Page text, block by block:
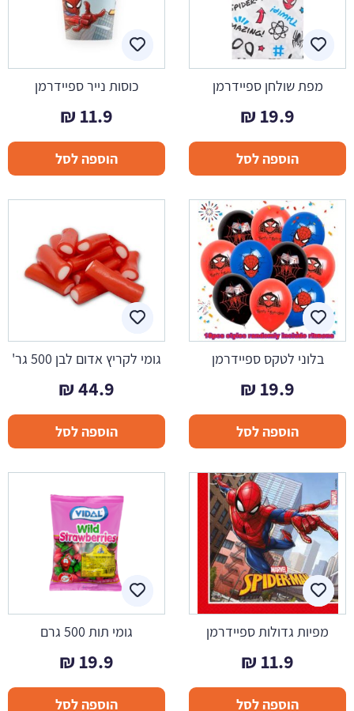
מפת שולחן ספיידרמן
19.9
₪
הוספה לסל
כוסות נייר ספיידרמן
11.9
₪
הוספה לסל
בלוני לטקס ספיידרמן
19.9
₪
הוספה לסל
גומי לקריץ אדום לבן 500 גר'
44.9
₪
הוספה לסל
מפיות גדולות ספיידרמן
11.9
₪
הוספה לסל
גומי תות 500 גרם
19.9
₪
הוספה לסל